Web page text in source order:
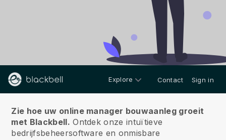
Explore Contact Sign in
Zie hoe uw online manager bouwaanleg groeit
met Blackbell. Ontdek onze intuïtieve
bedrijfsbeheersoftware en onmisbare